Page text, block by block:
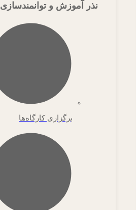
نذر آموزش و توانمندسازی
برگزاری کارگاه‌ها